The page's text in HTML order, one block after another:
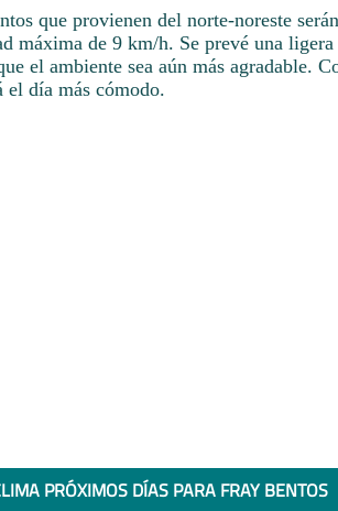
que provienen del norte-noreste
máxima de 9 km/h. Se prevé una ligera
el ambiente sea aún más agradable.
el día más cómodo.
PRÓXIMOS DÍAS PARA FRAY BENTOS